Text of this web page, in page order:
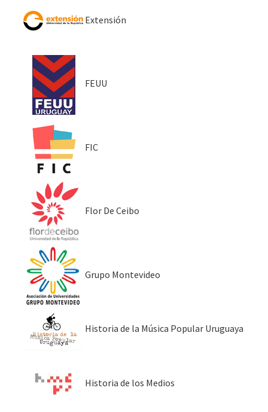
Extensión
FEUU
FIC
Flor De Ceibo
Grupo Montevideo
Historia de la Música Popular Uruguaya
Historia de los Medios